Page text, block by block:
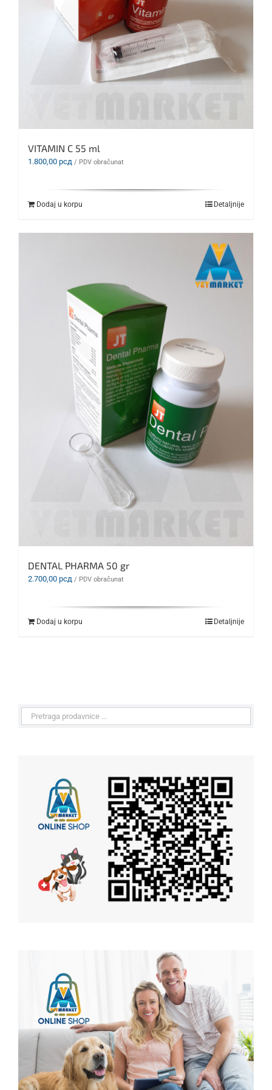
VITAMIN C 55 ml
1.800,00 рсд / PDV obračunat
Dodaj u korpu Detaljnije
DENTAL PHARMA 50 gr
2.700,00 рсд / PDV obračunat
Dodaj u korpu Detaljnije